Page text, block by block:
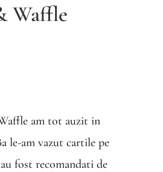
Waffle
am tot auzit in
le-am vazut cartile pe
fost recomandati de